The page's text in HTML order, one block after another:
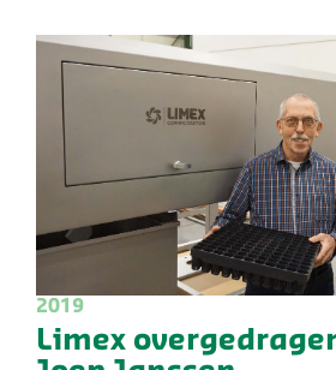
2019
Limex